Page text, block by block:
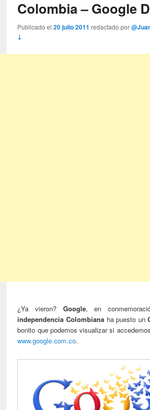
Colombia – Google
Publicado el20 julio 2011 redactado por
↓
¿Ya vieron? Google, en
independencia Colombiana ha puesto un
bonito que podemos visualizar si
www.google.com.co.